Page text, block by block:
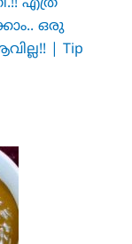
എത്ര
ഒരു
| Tip